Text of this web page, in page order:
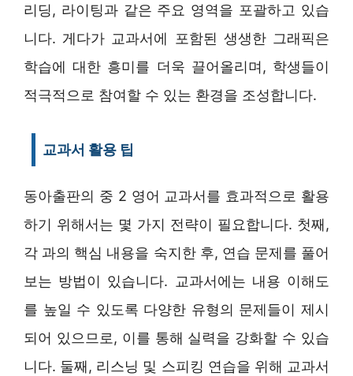
리딩, 라이팅과 같은 주요 영역을 포괄하고 있습
니다. 게다가 교과서에 포함된 생생한 그래픽은
학습에 대한 흥미를 더욱 끌어올리며, 학생들이
적극적으로 참여할 수 있는 환경을 조성합니다.
교과서 활용 팁
동아출판의 중 2 영어 교과서를 효과적으로 활용
하기 위해서는 몇 가지 전략이 필요합니다. 첫째,
각 과의 핵심 내용을 숙지한 후, 연습 문제를 풀어
보는 방법이 있습니다. 교과서에는 내용 이해도
를 높일 수 있도록 다양한 유형의 문제들이 제시
되어 있으므로, 이를 통해 실력을 강화할 수 있습
니다. 둘째, 리스닝 및 스피킹 연습을 위해 교과서